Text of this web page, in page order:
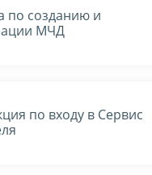
по созданию и
МЧД
по входу в Сервис